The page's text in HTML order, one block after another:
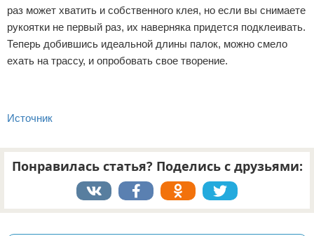
раз может хватить и собственного клея, но если вы снимаете
рукоятки не первый раз, их наверняка придется подклеивать.
Теперь добившись идеальной длины палок, можно смело
ехать на трассу, и опробовать свое творение.
Источник
Понравилась статья? Поделись с друзьями: